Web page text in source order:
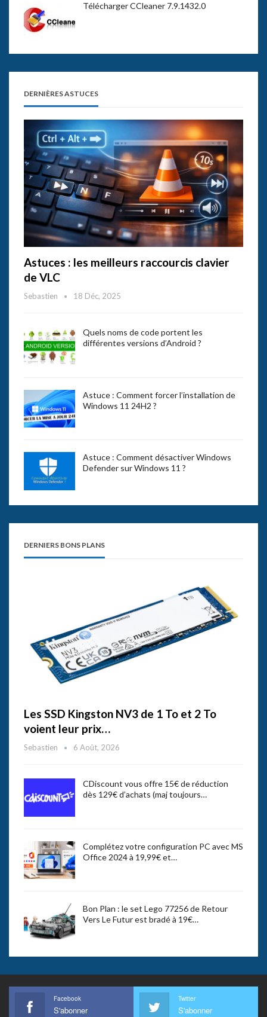
Télécharger CCleaner 7.9.1432.0
DERNIÈRES ASTUCES
Astuces : les meilleurs raccourcis clavier
de VLC
Sebastien 18 Déc, 2025
Quels noms de code portent les
différentes versions d’Android ?
Astuce : Comment forcer l’installation de
Windows 11 24H2 ?
Astuce : Comment désactiver Windows
Defender sur Windows 11 ?
DERNIERS BONS PLANS
Les SSD Kingston NV3 de 1 To et 2 To
voient leur prix…
Sebastien 6 Août, 2026
CDiscount vous offre 15€ de réduction
dès 129€ d’achats (maj toujours…
Complétez votre configuration PC avec MS
Office 2024 à 19,99€ et…
Bon Plan : le set Lego 77256 de Retour
Vers Le Futur est bradé à 19€…
Facebook
S'abonner
Twitter
S'abonner